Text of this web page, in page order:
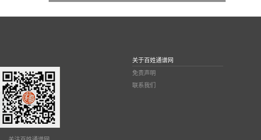
关于百姓通谱网
免责声明
联系我们